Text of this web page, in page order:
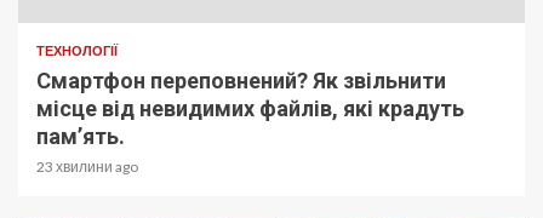
ТЕХНОЛОГІЇ
Смартфон переповнений? Як звільнити
місце від невидимих файлів, які крадуть
пам’ять.
23 хвилини ago